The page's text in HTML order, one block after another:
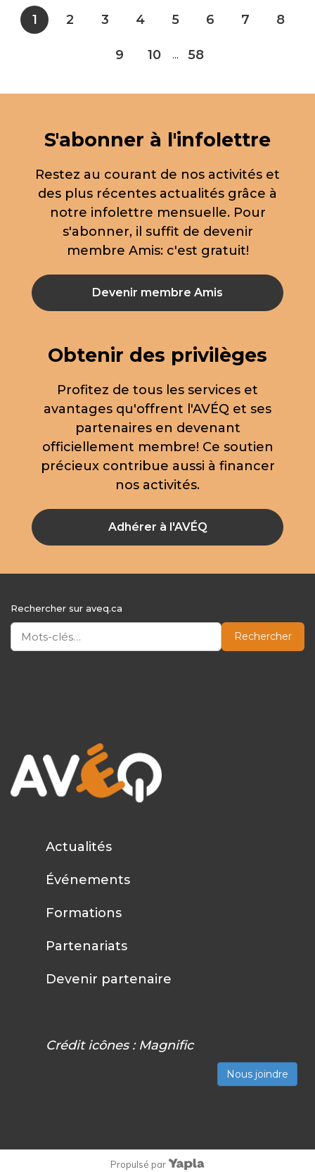
1 2 3 4 5 6 7 8
9 10 ... 58
S'abonner à l'infolettre
Restez au courant de nos activités et
des plus récentes actualités grâce à
notre infolettre mensuelle. Pour
s'abonner, il suffit de devenir
membre Amis: c'est gratuit!
Devenir membre Amis
Obtenir des privilèges
Profitez de tous les services et
avantages qu'offrent l'AVÉQ et ses
partenaires en devenant
officiellement membre! Ce soutien
précieux contribue aussi à financer
nos activités.
Adhérer à l'AVÉQ
Rechercher sur aveq.ca
Rechercher
Actualités
Événements
Formations
Partenariats
Devenir partenaire
Crédit icônes : Magnific
Nous joindre
Propulsé par